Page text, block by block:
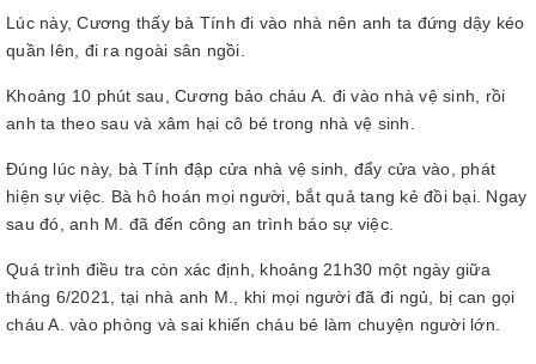
Lúc này, Cương thấy bà Tính đi vào nhà nên anh ta đứng dậy kéo
quần lên, đi ra ngoài sân ngồi.
Khoảng 10 phút sau, Cương bảo cháu A. đi vào nhà vệ sinh, rồi
anh ta theo sau và xâm hại cô bé trong nhà vệ sinh.
Đúng lúc này, bà Tính đập cửa nhà vệ sinh, đẩy cửa vào, phát
hiện sự việc. Bà hô hoán mọi người, bắt quả tang kẻ đồi bại. Ngay
sau đó, anh M. đã đến công an trình báo sự việc.
Quá trình điều tra còn xác định, khoảng 21h30 một ngày giữa
tháng 6/2021, tại nhà anh M., khi mọi người đã đi ngủ, bị can gọi
cháu A. vào phòng và sai khiến cháu bé làm chuyện người lớn.